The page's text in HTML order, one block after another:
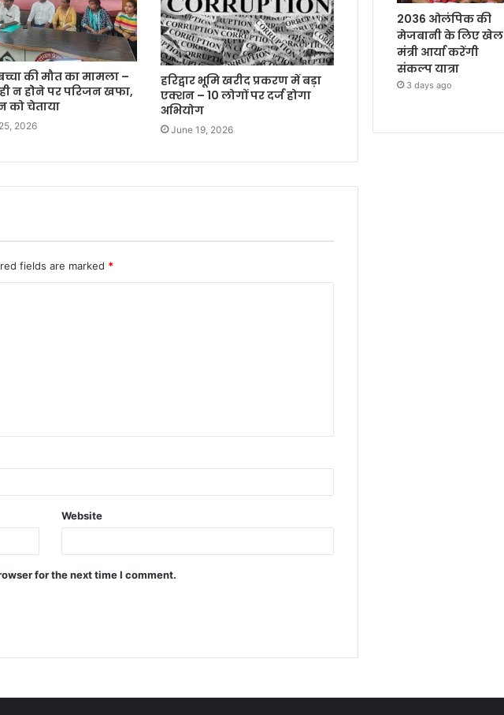
की मौत का मामला –
न होेने पर परिजन खफा,
को चेताया
2026
हरिद्वार भूमि खरीद प्रकरण में बड़ा
एक्शन – 10 लोगों पर दर्ज होगा
अभियोग
June 19, 2026
fields are marked *
Website
for the next time I comment.
2036 ओलंपिक की
मेजबानी के लिए खेल
मंत्री आर्या करेंगी
संकल्प यात्रा
3 days ago